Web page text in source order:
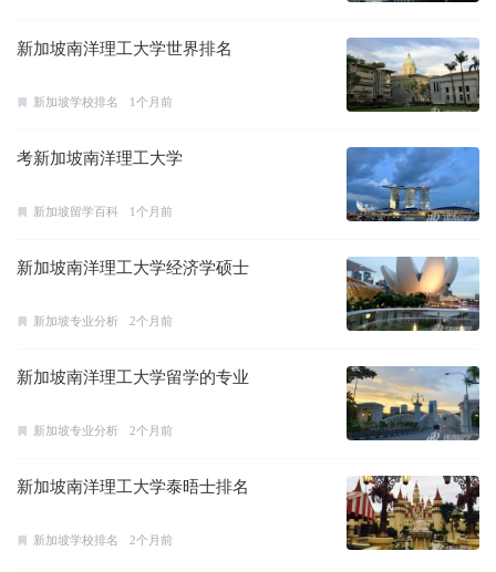
新加坡南洋理工大学世界排名
新加坡学校排名 1个月前
考新加坡南洋理工大学
新加坡留学百科 1个月前
新加坡南洋理工大学经济学硕士
新加坡专业分析 2个月前
新加坡南洋理工大学留学的专业
新加坡专业分析 2个月前
新加坡南洋理工大学泰晤士排名
新加坡学校排名 2个月前